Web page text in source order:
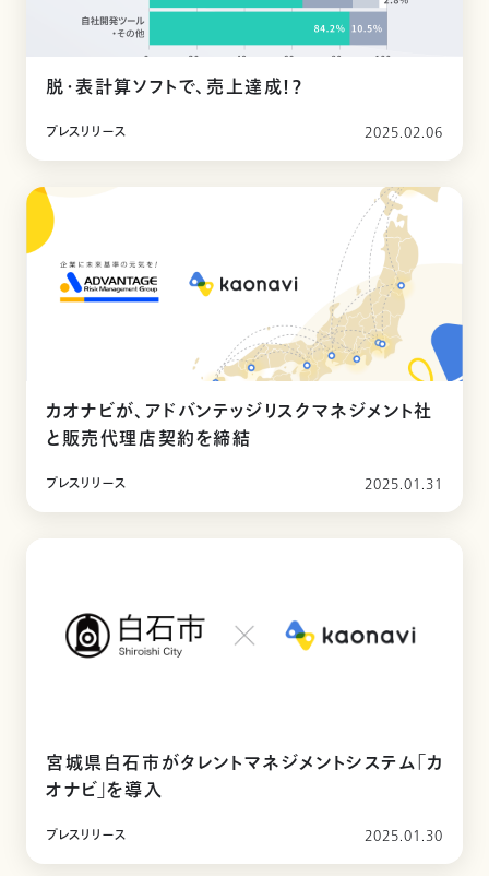
脱・表計算ソフトで、売上達成！？
プレスリリース 2025.02.06
カオナビが、アドバンテッジリスクマネジメント社
と販売代理店契約を締結
プレスリリース 2025.01.31
宮城県白石市がタレントマネジメントシステム「カ
オナビ」を導入
プレスリリース 2025.01.30